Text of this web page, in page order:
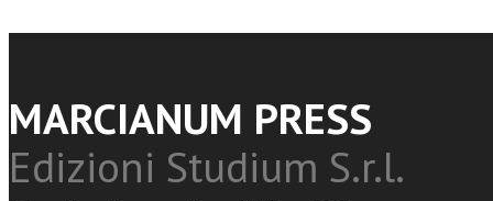
MARCIANUM PRESS
Edizioni Studium S.r.l.